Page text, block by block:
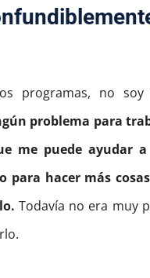
programas, no
problema para
me puede ayudar
para hacer más
Todavía no era muy